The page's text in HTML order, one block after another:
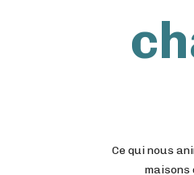
Ce qui nous
maisons